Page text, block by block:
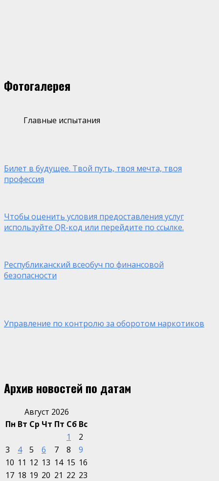
Фотогалерея
Главные испытания
Билет в будущее. Твой путь, твоя мечта, твоя
профессия
Чтобы оценить условия предоставления услуг
используйте QR-код или перейдите по ссылке.
Республиканский всеобуч по финансовой
безопасности
Управление по контролю за оборотом наркотиков
Архив новостей по датам
Август 2026
Пн Вт Ср Чт Пт Сб Вс
1
2
3
4 5 6 7 8
9
10 11 12 13 14 15 16
17 18 19 20 21 22 23